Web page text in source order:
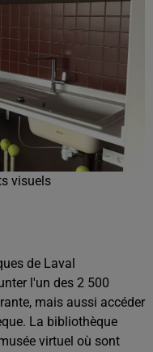
visuels
de Laval
l'un des 2 500
mais aussi accéder
La bibliothèque
virtuel où sont